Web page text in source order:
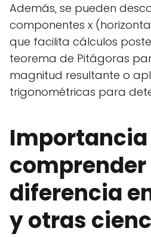
Además, se pueden
componentes x
que facilita cálculos
teorema de Pitágoras
magnitud resultante o
trigonométricas para
Importancia
comprender
diferencia
y otras